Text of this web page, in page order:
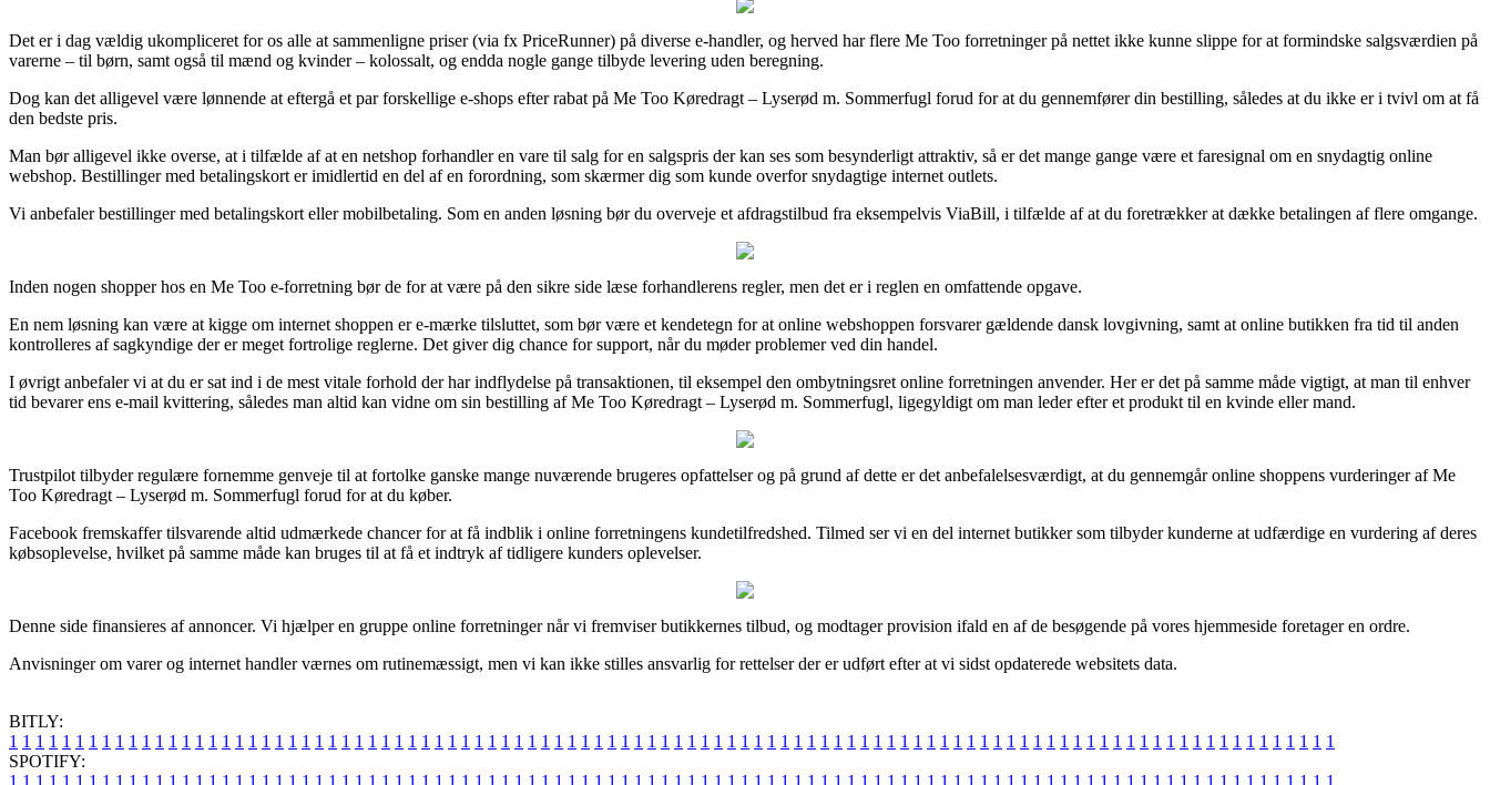
Det er i dag vældig ukompliceret for os alle at sammenligne priser (via fx PriceRunner) på diverse e-handler, og herved har flere Me Too forretninger på nettet ikke kunne slippe for at formindske salgsværdien på
varerne – til børn, samt også til mænd og kvinder – kolossalt, og endda nogle gange tilbyde levering uden beregning.
Dog kan det alligevel være lønnende at eftergå et par forskellige e-shops efter rabat på Me Too Køredragt – Lyserød m. Sommerfugl forud for at du gennemfører din bestilling, således at du ikke er i tvivl om at få
den bedste pris.
Man bør alligevel ikke overse, at i tilfælde af at en netshop forhandler en vare til salg for en salgspris der kan ses som besynderligt attraktiv, så er det mange gange være et faresignal om en snydagtig online
webshop. Bestillinger med betalingskort er imidlertid en del af en forordning, som skærmer dig som kunde overfor snydagtige internet outlets.
Vi anbefaler bestillinger med betalingskort eller mobilbetaling. Som en anden løsning bør du overveje et afdragstilbud fra eksempelvis ViaBill, i tilfælde af at du foretrækker at dække betalingen af flere omgange.
Inden nogen shopper hos en Me Too e-forretning bør de for at være på den sikre side læse forhandlerens regler, men det er i reglen en omfattende opgave.
En nem løsning kan være at kigge om internet shoppen er e-mærke tilsluttet, som bør være et kendetegn for at online webshoppen forsvarer gældende dansk lovgivning, samt at online butikken fra tid til anden
kontrolleres af sagkyndige der er meget fortrolige reglerne. Det giver dig chance for support, når du møder problemer ved din handel.
I øvrigt anbefaler vi at du er sat ind i de mest vitale forhold der har indflydelse på transaktionen, til eksempel den ombytningsret online forretningen anvender. Her er det på samme måde vigtigt, at man til enhver
tid bevarer ens e-mail kvittering, således man altid kan vidne om sin bestilling af Me Too Køredragt – Lyserød m. Sommerfugl, ligegyldigt om man leder efter et produkt til en kvinde eller mand.
Trustpilot tilbyder regulære fornemme genveje til at fortolke ganske mange nuværende brugeres opfattelser og på grund af dette er det anbefalelsesværdigt, at du gennemgår online shoppens vurderinger af Me
Too Køredragt – Lyserød m. Sommerfugl forud for at du køber.
Facebook fremskaffer tilsvarende altid udmærkede chancer for at få indblik i online forretningens kundetilfredshed. Tilmed ser vi en del internet butikker som tilbyder kunderne at udfærdige en vurdering af deres
købsoplevelse, hvilket på samme måde kan bruges til at få et indtryk af tidligere kunders oplevelser.
Denne side finansieres af annoncer. Vi hjælper en gruppe online forretninger når vi fremviser butikkernes tilbud, og modtager provision ifald en af de besøgende på vores hjemmeside foretager en ordre.
Anvisninger om varer og internet handler værnes om rutinemæssigt, men vi kan ikke stilles ansvarlig for rettelser der er udført efter at vi sidst opdaterede websitets data.
BITLY:
1 1 1 1 1 1 1 1 1 1 1 1 1 1 1 1 1 1 1 1 1 1 1 1 1 1 1 1 1 1 1 1 1 1 1 1 1 1 1 1 1 1 1 1 1 1 1 1 1 1 1 1 1 1 1 1 1 1 1 1 1 1 1 1 1 1 1 1 1 1 1 1 1 1 1 1 1 1 1 1 1 1 1 1 1 1 1 1 1 1 1 1 1 1 1 1 1 1 1 1
SPOTIFY:
1 1 1 1 1 1 1 1 1 1 1 1 1 1 1 1 1 1 1 1 1 1 1 1 1 1 1 1 1 1 1 1 1 1 1 1 1 1 1 1 1 1 1 1 1 1 1 1 1 1 1 1 1 1 1 1 1 1 1 1 1 1 1 1 1 1 1 1 1 1 1 1 1 1 1 1 1 1 1 1 1 1 1 1 1 1 1 1 1 1 1 1 1 1 1 1 1 1 1 1